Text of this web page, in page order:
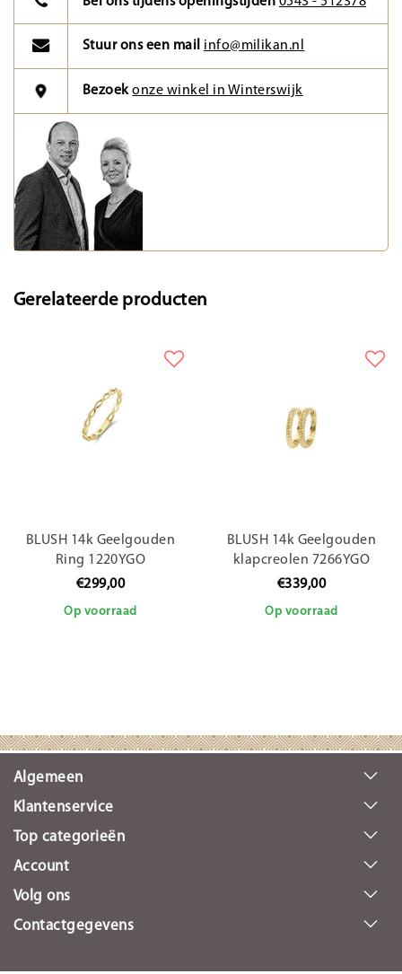
Stuur ons een mail info@milikan.nl
Bezoekonze winkel in Winterswijk
Gerelateerde producten
BLUSH 14k Geelgouden
Ring 1220YGO
€299,00
Op voorraad
BLUSH 14k Geelgouden
klapcreolen 7266YGO
€339,00
Op voorraad
Algemeen
Klantenservice
Top categorieën
Account
Volg ons
Contactgegevens